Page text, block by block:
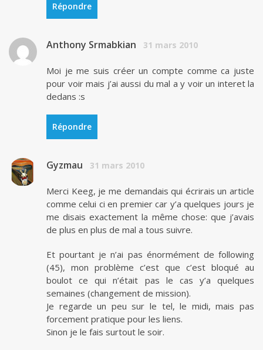
Répondre
Anthony Srmabkian 31 mars 2010
Moi je me suis créer un compte comme ca juste
pour voir mais j’ai aussi du mal a y voir un interet la
dedans :s
Répondre
Gyzmau 31 mars 2010
Merci Keeg, je me demandais qui écrirais un article
comme celui ci en premier car y’a quelques jours je
me disais exactement la même chose: que j’avais
de plus en plus de mal a tous suivre.
Et pourtant je n’ai pas énormément de following
(45), mon problème c’est que c’est bloqué au
boulot ce qui n’était pas le cas y’a quelques
semaines (changement de mission).
Je regarde un peu sur le tel, le midi, mais pas
forcement pratique pour les liens.
Sinon je le fais surtout le soir.